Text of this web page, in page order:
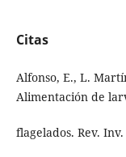
Citas
Alfonso, E., L.
Alimentación de
flagelados. Rev.